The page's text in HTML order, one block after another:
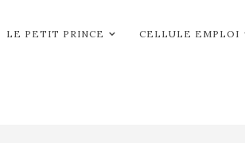
LE PETIT PRINCE CELLULE EMPLOI